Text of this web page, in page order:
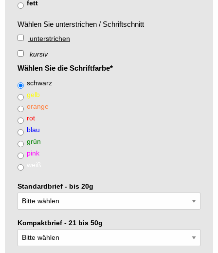
fett
Wählen Sie unterstrichen / Schriftschnitt
unterstrichen
kursiv
Wählen Sie die Schriftfarbe*
schwarz
gelb
orange
rot
blau
grün
pink
weiß
Standardbrief - bis 20g
Kompaktbrief - 21 bis 50g